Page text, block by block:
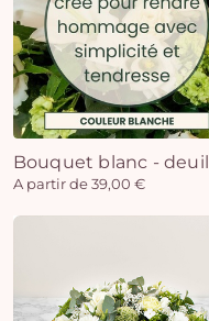
Bouquet blanc - deuil
A partir de 39,00 €